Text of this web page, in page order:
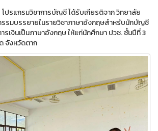
โปรแกรมวิชาการบัญชี ได้รับเกียรติจาก วิทยาลัย
รมบรรยายในรายวิชาภาษาอังกฤษสำหรับนักบัญชี
รเงินเป็นภาษาอังกฤษ ให้แก่นักศึกษา ปวช. ชั้นปีที่ 3
จังหวัดตาก